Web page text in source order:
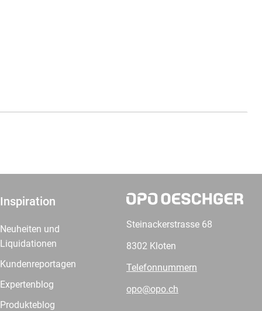
Inspiration
Neuheiten und
Liquidationen
Kundenreportagen
Expertenblog
Produkteblog
Steinackerstrasse 68
8302 Kloten
Telefonnummern
opo@opo.ch